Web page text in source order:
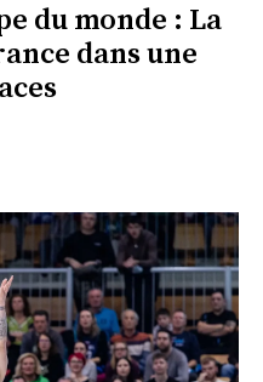
du monde : La
dans une